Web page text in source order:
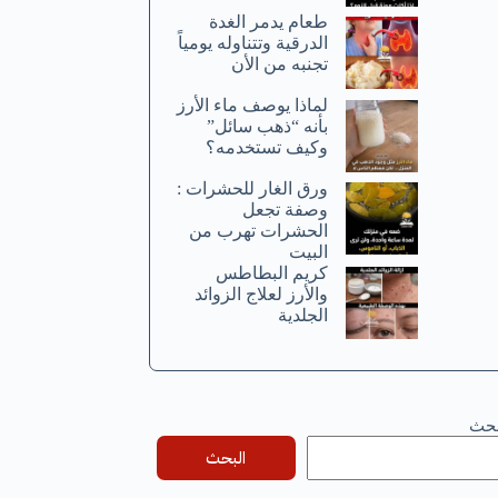
طعام يدمر الغدة
الدرقية وتتناوله يومياً
تجنبه من الأن
لماذا يوصف ماء الأرز
بأنه “ذهب سائل”
وكيف تستخدمه؟
ورق الغار للحشرات :
وصفة تجعل
الحشرات تهرب من
البيت
كريم البطاطس
والأرز لعلاج الزوائد
الجلدية
البحث